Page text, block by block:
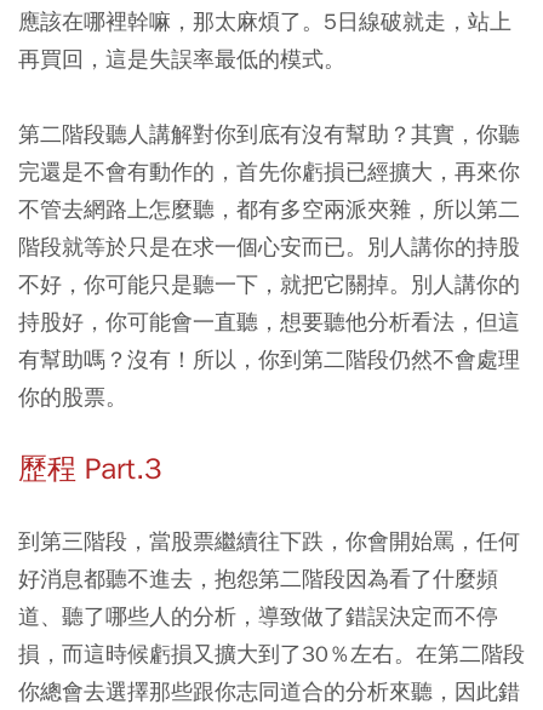
應該在哪裡幹嘛，那太麻煩了。5日線破就走，站上
再買回，這是失誤率最低的模式。
第二階段聽人講解對你到底有沒有幫助？其實，你聽
完還是不會有動作的，首先你虧損已經擴大，再來你
不管去網路上怎麼聽，都有多空兩派夾雜，所以第二
階段就等於只是在求一個心安而已。別人講你的持股
不好，你可能只是聽一下，就把它關掉。別人講你的
持股好，你可能會一直聽，想要聽他分析看法，但這
有幫助嗎？沒有！所以，你到第二階段仍然不會處理
你的股票。
歷程 Part.3
到第三階段，當股票繼續往下跌，你會開始罵，任何
好消息都聽不進去，抱怨第二階段因為看了什麼頻
道、聽了哪些人的分析，導致做了錯誤決定而不停
損，而這時候虧損又擴大到了30％左右。在第二階段
你總會去選擇那些跟你志同道合的分析來聽，因此錯